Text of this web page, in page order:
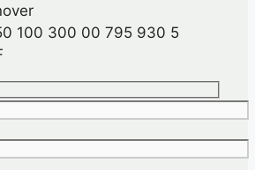
100 300 00 795 930 5